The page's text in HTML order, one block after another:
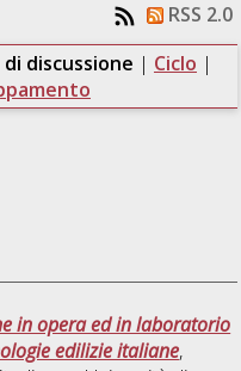
RSS 2.0
di discussione | Ciclo |
in opera ed in laboratorio
edilizie italiane,